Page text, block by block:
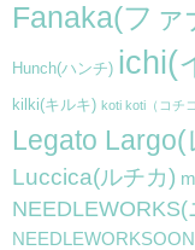
Fanaka(ファ
Hunch(ハンチ) ichi(
kilki(キルキ) koti koti（コチ
Legato
Luccica(ルチカ)